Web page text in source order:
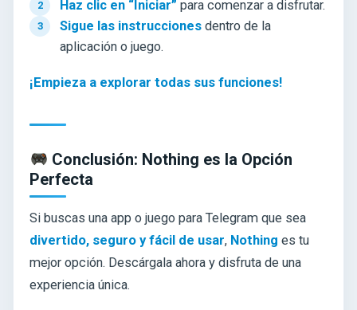
Haz clic en “Iniciar” para comenzar a disfrutar.
Sigue las instrucciones dentro de la
aplicación o juego.
¡Empieza a explorar todas sus funciones!
Conclusión: Nothing es la Opción
Perfecta
Si buscas una app o juego para Telegram que sea
divertido, seguro y fácil de usar, Nothing es tu
mejor opción. Descárgala ahora y disfruta de una
experiencia única.